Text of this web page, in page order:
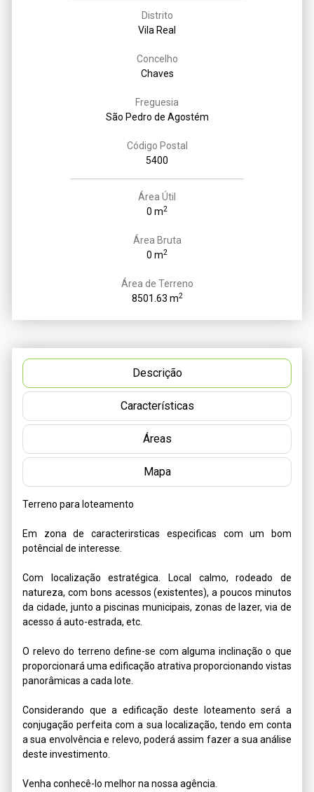
Distrito
Vila Real
Concelho
Chaves
Freguesia
São Pedro de Agostém
Código Postal
5400
Área Útil
0 m2
Área Bruta
0 m2
Área de Terreno
8501.63 m2
Descrição
Características
Áreas
Mapa
Terreno para loteamento
Em zona de caracterirsticas especificas com um bom
potêncial de interesse.
Com localização estratégica. Local calmo, rodeado de
natureza, com bons acessos (existentes), a poucos minutos
da cidade, junto a piscinas municipais, zonas de lazer, via de
acesso á auto-estrada, etc.
O relevo do terreno define-se com alguma inclinação o que
proporcionará uma edificação atrativa proporcionando vistas
panorâmicas a cada lote.
Considerando que a edificação deste loteamento será a
conjugação perfeita com a sua localização, tendo em conta
a sua envolvência e relevo, poderá assim fazer a sua análise
deste investimento.
Venha conhecê-lo melhor na nossa agência.